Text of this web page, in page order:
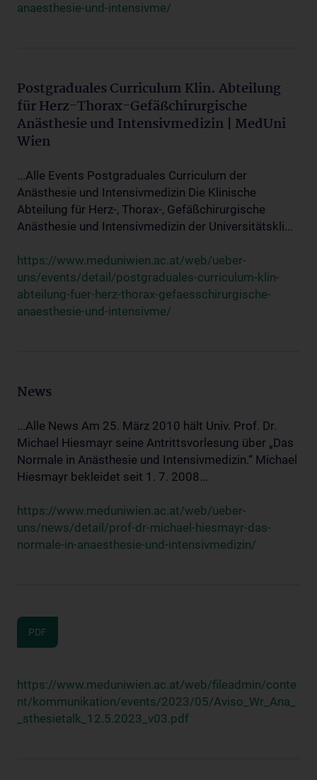
anaesthesie-und-intensivme/
Postgraduales Curriculum Klin. Abteilung
für Herz-Thorax-Gefäßchirurgische
Anästhesie und Intensivmedizin | MedUni
Wien
...Alle Events Postgraduales Curriculum der
Anästhesie und Intensivmedizin Die Klinische
Abteilung für Herz-, Thorax-, Gefäßchirurgische
Anästhesie und Intensivmedizin der Universitätskli...
https://www.meduniwien.ac.at/web/ueber-
uns/events/detail/postgraduales-curriculum-klin-
abteilung-fuer-herz-thorax-gefaesschirurgische-
anaesthesie-und-intensivme/
News
...Alle News Am 25. März 2010 hält Univ. Prof. Dr.
Michael Hiesmayr seine Antrittsvorlesung über „Das
Normale in Anästhesie und Intensivmedizin.“ Michael
Hiesmayr bekleidet seit 1. 7. 2008...
https://www.meduniwien.ac.at/web/ueber-
uns/news/detail/prof-dr-michael-hiesmayr-das-
normale-in-anaesthesie-und-intensivmedizin/
PDF
https://www.meduniwien.ac.at/web/fileadmin/conte
nt/kommunikation/events/2023/05/Aviso_Wr_Ana_
_sthesietalk_12.5.2023_v03.pdf